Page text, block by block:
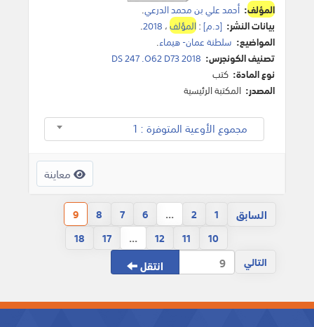
المؤلف: أحمد علي بن محمد الدرعي.
بيانات النشر: [د.م]:المؤلف، 2018
.
المواضيع: سلطنة عمان- هيماء.
تصنيف الكونجرس: DS 247 .O62 D73 2018
نوع المادة: كتب
المصدر: المكتبة الرئيسية
مجموع الأوعية المتوفرة : 1
معاينة
السابق 1
2
...
6
7
8
9
10
11
12
...
17
18
التالي
انتقل